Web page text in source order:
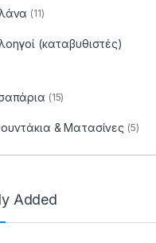
(11)
(καταβυθιστές)
(15)
& Ματασίνες (5)
Added